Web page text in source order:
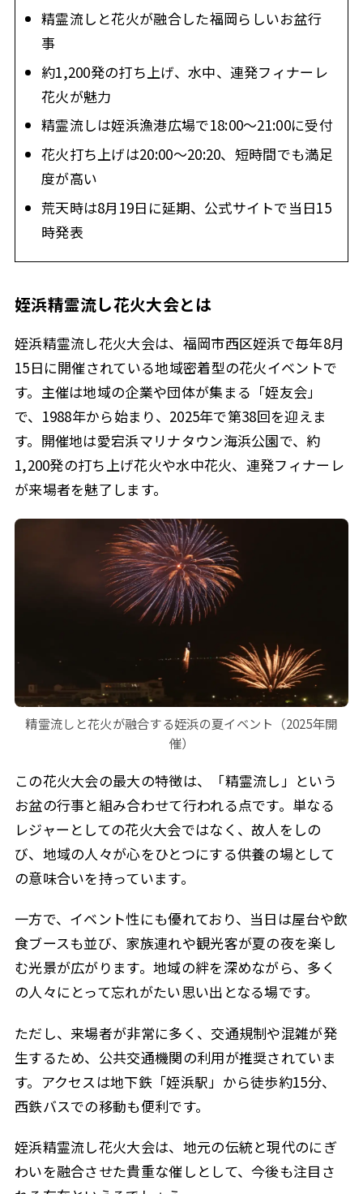
精霊流しと花火が融合した福岡らしいお盆行
事
約1,200発の打ち上げ、水中、連発フィナーレ
花火が魅力
精霊流しは姪浜漁港広場で18:00〜21:00に受付
花火打ち上げは20:00〜20:20、短時間でも満足
度が高い
荒天時は8月19日に延期、公式サイトで当日15
時発表
姪浜精霊流し花火大会とは
姪浜精霊流し花火大会は、福岡市西区姪浜で毎年8月
15日に開催されている地域密着型の花火イベントで
す。主催は地域の企業や団体が集まる「姪友会」
で、1988年から始まり、2025年で第38回を迎えま
す。開催地は愛宕浜マリナタウン海浜公園で、約
1,200発の打ち上げ花火や水中花火、連発フィナーレ
が来場者を魅了します。
精霊流しと花火が融合する姪浜の夏イベント（2025年開
催）
この花火大会の最大の特徴は、「精霊流し」という
お盆の行事と組み合わせて行われる点です。単なる
レジャーとしての花火大会ではなく、故人をしの
び、地域の人々が心をひとつにする供養の場として
の意味合いを持っています。
一方で、イベント性にも優れており、当日は屋台や飲
食ブースも並び、家族連れや観光客が夏の夜を楽し
む光景が広がります。地域の絆を深めながら、多く
の人々にとって忘れがたい思い出となる場です。
ただし、来場者が非常に多く、交通規制や混雑が発
生するため、公共交通機関の利用が推奨されていま
す。アクセスは地下鉄「姪浜駅」から徒歩約15分、
西鉄バスでの移動も便利です。
姪浜精霊流し花火大会は、地元の伝統と現代のにぎ
わいを融合させた貴重な催しとして、今後も注目さ